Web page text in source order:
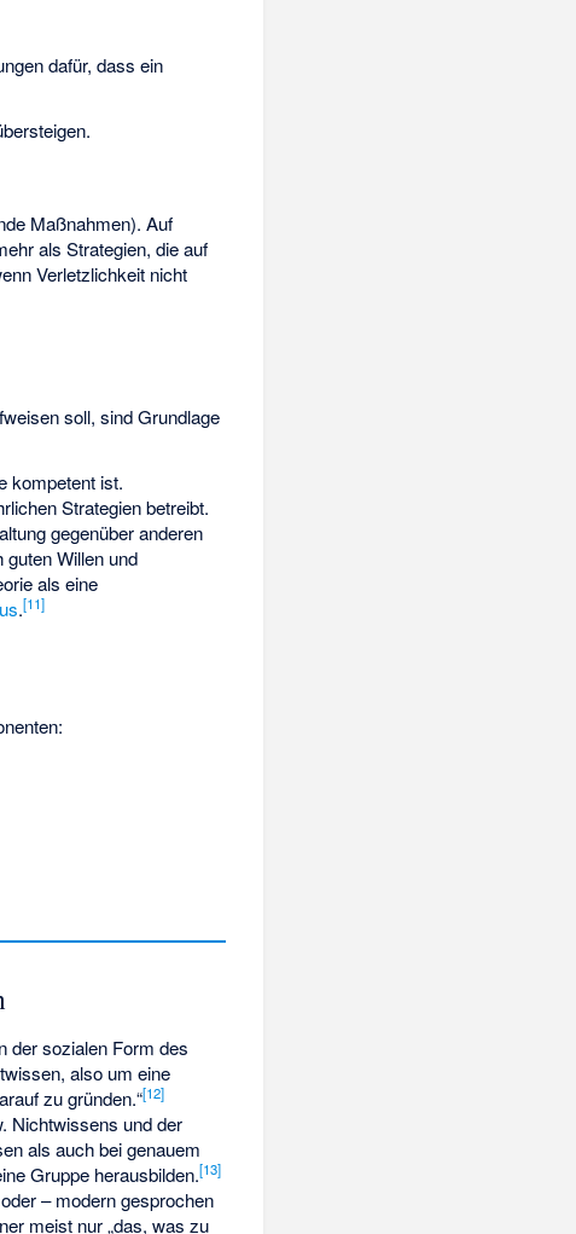
dafür, dass ein
Maßnahmen). Auf
als Strategien, die auf
Verletzlichkeit nicht
soll, sind Grundlage
kompetent ist.
Strategien betreibt.
gegenüber anderen
Willen und
als eine
.[11]
der sozialen Form des
also um eine
zu gründen.“[12]
Nichtwissens und der
als auch bei genauem
Gruppe herausbilden.[13]
– modern gesprochen
meist nur „das, was zu